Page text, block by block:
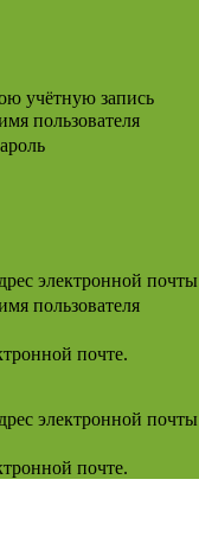
учётную запись
пользователя
электронной почты
пользователя
почте.
электронной почты
почте.